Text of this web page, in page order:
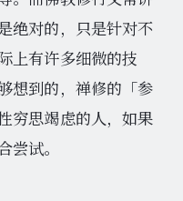
绝对的，只是针对不
上有许多细微的技
想到的，禅修的「参
穷思竭虑的人，如果
试。